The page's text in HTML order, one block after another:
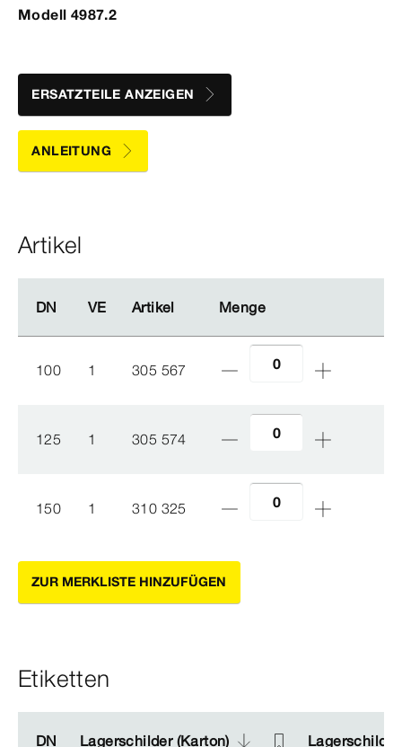
Modell 4987.2
ERSATZTEILE ANZEIGEN
ANLEITUNG
Artikel
DN VE Artikel Menge
DN VE Artikel Menge
100 1 305 567
125 1 305 574
150 1 310 325
ZUR MERKLISTE HINZUFÜGEN
Etiketten
DN Lagerschilder (Karton)
DN Lagerschilder (Karton)